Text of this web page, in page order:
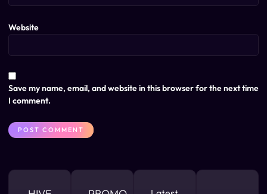
Website
Save my name, email, and website in this browser for the next time
I comment.